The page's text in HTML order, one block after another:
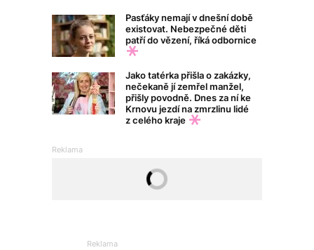
Pasťáky nemají v dnešní době
existovat. Nebezpečné děti
patří do vězení, říká odbornice
Jako tatérka přišla o zakázky,
nečekaně jí zemřel manžel,
přišly povodně. Dnes za ní ke
Krnovu jezdí na zmrzlinu lidé
z celého kraje